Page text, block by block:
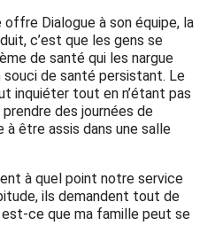
offre Dialogue à son équipe, la
c’est que les gens se
de santé qui les nargue
souci de santé persistant. Le
inquiéter tout en n’étant pas
des journées de
à être assis dans une salle
à quel point notre service
ils demandent tout de
est-ce que ma famille peut se